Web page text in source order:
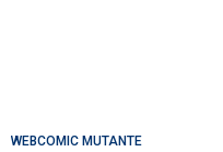
WEBCOMIC MUTANTE